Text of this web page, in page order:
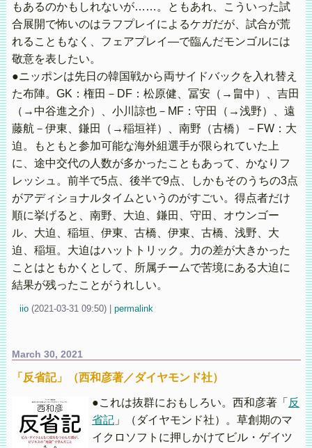
もあるのかもしれないが……。ともあれ、こういった試
合展開で怖いのはラフプレイによるケガだが、試合が荒
れることもなく、フェアプレイ―で臨んだモンゴルには
敬意を表したい。
●ニッポンは先日の韓国戦から両サイドバックを入れ替え
た布陣。GK：権田－DF：松原健、冨安（→畠中）、吉田
（→中谷進之介）、小川諒也－MF：守田（→浅野）、遠
藤航－伊東、鎌田（→稲垣祥）、南野（古橋）－FW：大
迫。もともと参加可能な海外組選手が限られていた上
に、途中交代の人数が多かったこともあって、かなりフ
レッシュ。前半で5点、後半で9点、しかもそのうちの3点
がアディショナルタイムというのがすごい。得点者だけ
順に挙げると、南野、大迫、鎌田、守田、オウンゴー
ル、大迫、稲垣、伊東、古橋、伊東、古橋、浅野、大
迫、稲垣。大迫はハットトリック。力の差が大きかった
ことはともかくとして、所属チームで苦境にある大迫に
結果が残ったことがうれしい。
iio (2021-03-31 09:50) permalink
March 30, 2021
「反省記」（西和彦著／ダイヤモンド社）
●これは抜群におもしろい。西和彦著「 反
省記」（ダイヤモンド社）。草創期のマ
イクロソフトに押しかけてビル・ゲイツ